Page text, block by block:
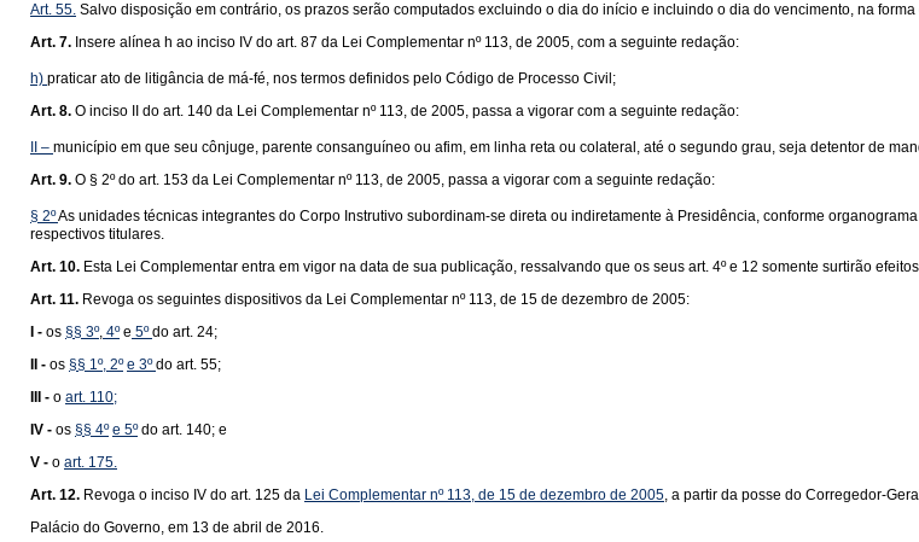
Art. 55. Salvo disposição em contrário, os prazos serão computados excluindo o dia do início e incluindo o dia do vencimento, na
Art. 7. Insere alínea h ao inciso IV do art. 87 da Lei Complementar nº 113, de 2005, com a seguinte redação:
h) praticar ato de litigância de má-fé, nos termos definidos pelo Código de Processo Civil;
Art. 8. O inciso II do art. 140 da Lei Complementar nº 113, de 2005, passa a vigorar com a seguinte redação:
II – município em que seu cônjuge, parente consanguíneo ou afim, em linha reta ou colateral, até o segundo grau, seja detentor de
Art. 9. O § 2º do art. 153 da Lei Complementar nº 113, de 2005, passa a vigorar com a seguinte redação:
§ 2ºAs unidades técnicas integrantes do Corpo Instrutivo subordinam-se direta ou indiretamente à Presidência, conforme
respectivos titulares.
Art. 10. Esta Lei Complementar entra em vigor na data de sua publicação, ressalvando que os seus art. 4º e 12 somente surtirão
Art. 11. Revoga os seguintes dispositivos da Lei Complementar nº 113, de 15 de dezembro de 2005:
I - os §§ 3º, 4ºe 5ºdo art. 24;
II - os §§ 1º, 2º e 3ºdo art. 55;
III - o art. 110;
IV - os §§ 4º e 5ºdo art. 140; e
V - o art. 175.
Art. 12. Revoga o inciso IV do art. 125 da Lei Complementar nº 113, de 15 de dezembro de 2005, a partir da posse do Corregedor-
Palácio do Governo, em 13 de abril de 2016.